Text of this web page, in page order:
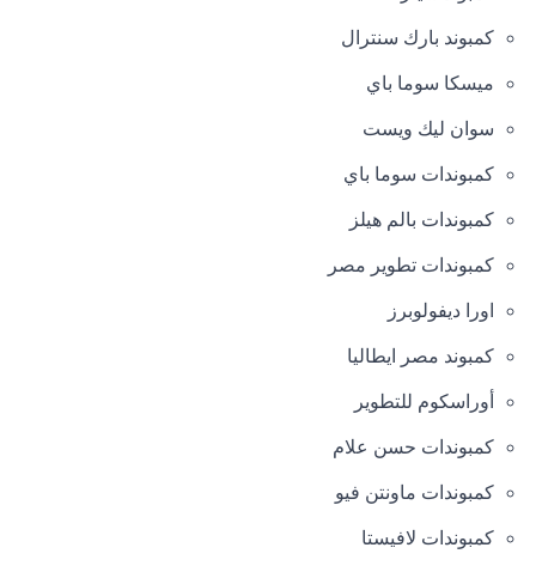
كمبوند بارك سنترال
ميسكا سوما باي
سوان ليك ويست
كمبوندات سوما باي
كمبوندات بالم هيلز
كمبوندات تطوير مصر
اورا ديفولوبرز
كمبوند مصر ايطاليا
أوراسكوم للتطوير
كمبوندات حسن علام
كمبوندات ماونتن فيو
كمبوندات لافيستا